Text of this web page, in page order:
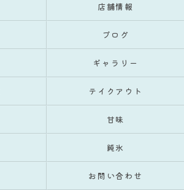
店舗情報
ブログ
ギャラリー
テイクアウト
甘味
純氷
お問い合わせ